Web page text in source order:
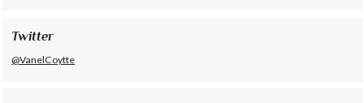
Twitter
@VanelCoytte